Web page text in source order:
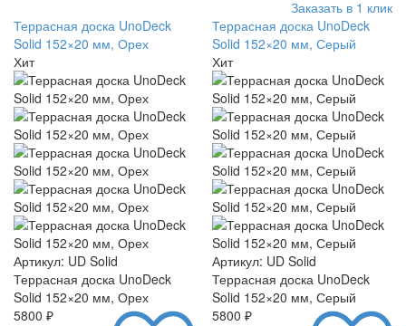
Заказать в 1 клик
Террасная доска UnoDeck
Solid 152×20 мм, Орех
Хит
Артикул: UD Solid
Террасная доска UnoDeck
Solid 152×20 мм, Орех
5800 ₽
Террасная доска UnoDeck
Solid 152×20 мм, Серый
Хит
Артикул: UD Solid
Террасная доска UnoDeck
Solid 152×20 мм, Серый
5800 ₽